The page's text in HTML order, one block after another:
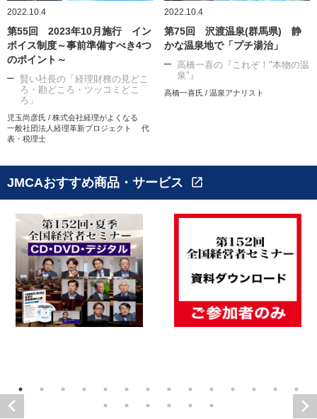
2022.10.4
第55回 2023年10月施行 イン
ボイス制度～事前準備すべき4つ
のポイント～
賢い社長の「経理財務の見どこ
ろ・勘どころ・ツッコミどこ
ろ」
児玉尚彦氏 / 株式会社経理がよくなる
一般社団法人経理革新プロジェクト 代
表・税理士
2022.10.4
第75回 沢渡温泉(群馬県) 静
かな温泉地で「プチ湯治」
高橋一喜の『これぞ！"本物の温
泉"』
高橋一喜氏 / 温泉アナリスト
JMCAおすすめ商品・サービス open_in_new